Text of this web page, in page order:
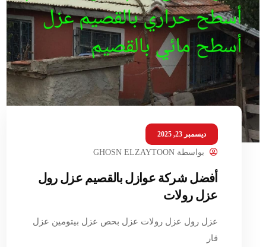
ديسمبر 23, 2025
بواسطةGHOSN ELZAYTOON
أفضل شركة عوازل بالقصيم عزل رول
عزل رولات
عزل رول عزل رولات عزل بحص عزل بيتومين عزل
قار